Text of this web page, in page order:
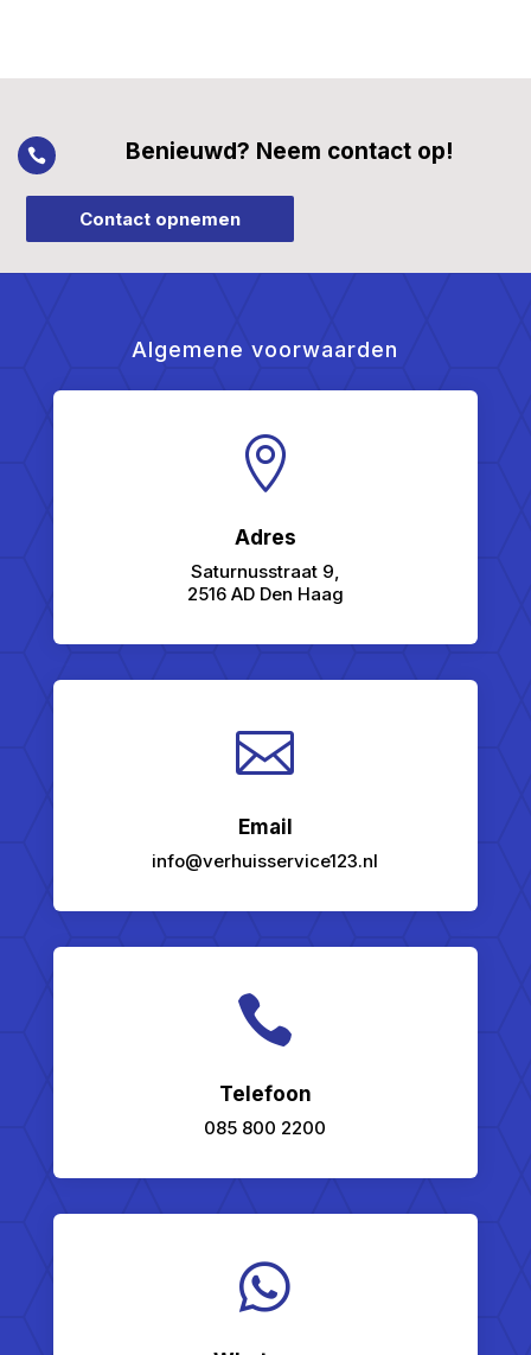
 Benieuwd? Neem contact op!
Contact opnemen
Algemene voorwaarden

Adres
Saturnusstraat 9,
2516 AD Den Haag

Email
info@verhuisservice123.nl

Telefoon
085 800 2200
